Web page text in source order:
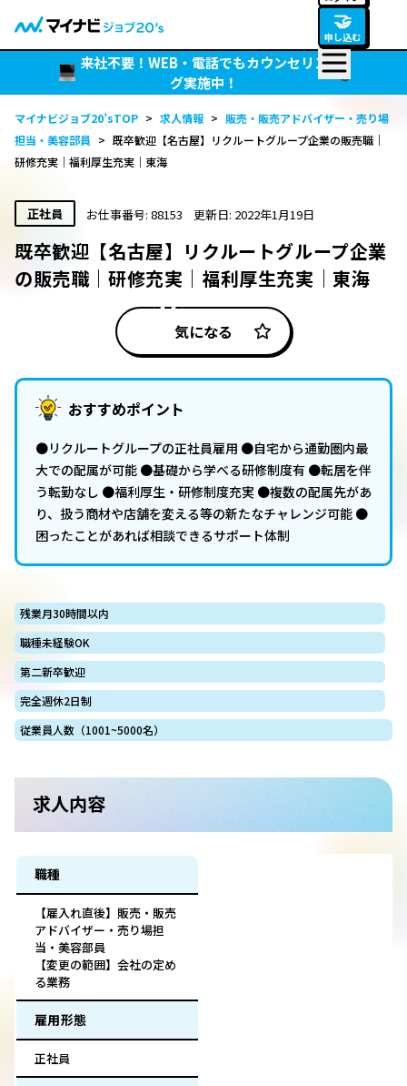
🤝
申し込む
来社不要！WEB・電話でもカウンセリン
グ実施中！
マイナビジョブ20’sTOP > 求人情報 > 販売・販売アドバイザー・売り場
担当・美容部員 > 既卒歓迎【名古屋】リクルートグループ企業の販売職｜
研修充実｜福利厚生充実｜東海
正社員 お仕事番号: 88153 更新日: 2022年1月19日
既卒歓迎【名古屋】リクルートグループ企業
の販売職｜研修充実｜福利厚生充実｜東海
気になる
おすすめポイント
●リクルートグループの正社員雇用 ●自宅から通勤圏内最
大での配属が可能 ●基礎から学べる研修制度有 ●転居を伴
う転勤なし ●福利厚生・研修制度充実 ●複数の配属先があ
り、扱う商材や店舗を変える等の新たなチャレンジ可能 ●
困ったことがあれば相談できるサポート体制
残業月30時間以内
職種未経験OK
第二新卒歓迎
完全週休2日制
従業員人数（1001~5000名）
求人内容
職種
【雇入れ直後】販売・販売
アドバイザー・売り場担
当・美容部員
【変更の範囲】会社の定め
る業務
雇用形態
正社員